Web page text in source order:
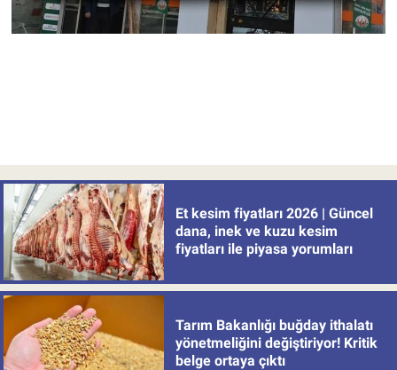
Et kesim fiyatları 2026 | Güncel
dana, inek ve kuzu kesim
fiyatları ile piyasa yorumları
Tarım Bakanlığı buğday ithalatı
yönetmeliğini değiştiriyor! Kritik
belge ortaya çıktı